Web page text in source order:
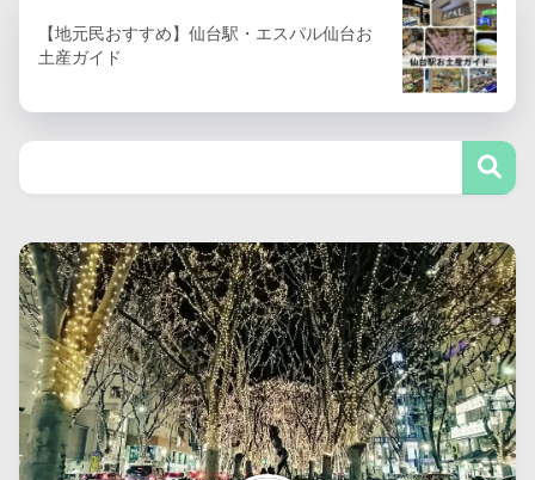
【地元民おすすめ】仙台駅・エスパル仙台お
土産ガイド